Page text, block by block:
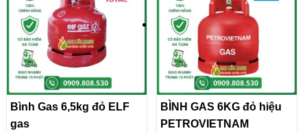
Bình Gas 6,5kg đỏ ELF
gas
BÌNH GAS 6KG đỏ hiệu
PETROVIETNAM